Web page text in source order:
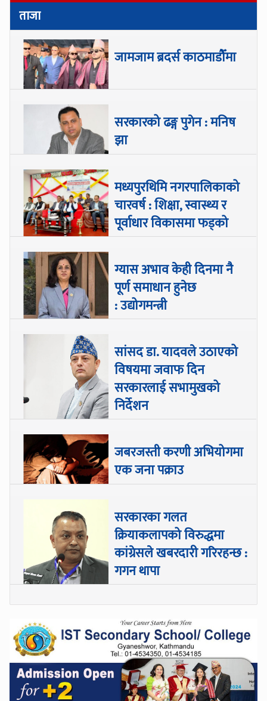
ताजा
जामजाम ब्रदर्स काठमाडौँमा
सरकारको ढङ्ग पुगेन : मनिष
झा
मध्यपुरथिमि नगरपालिकाको
चारवर्ष : शिक्षा, स्वास्थ्य र
पूर्वाधार विकासमा फड्को
ग्यास अभाव केही दिनमा नै
पूर्ण समाधान हुनेछ
: उद्योगमन्त्री
सांसद डा‍‍. यादवले उठाएको
विषयमा जवाफ दिन
सरकारलाई सभामुखको
निर्देशन
जबरजस्ती करणी अभियोगमा
एक जना पक्राउ
सरकारका गलत
क्रियाकलापको विरुद्धमा
कांग्रेसले खबरदारी गरिरहन्छ :
गगन थापा